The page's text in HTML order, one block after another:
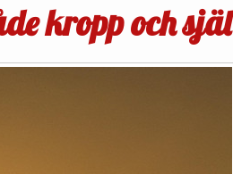
kropp och själ